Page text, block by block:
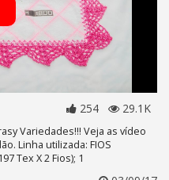
254 29.1K
Variedades!!! Veja as vídeo
Linha utilizada: FIOS
Tex X 2 Fios); 1